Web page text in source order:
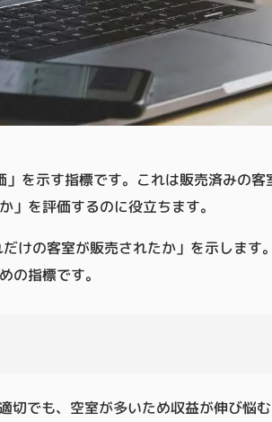
を示す指標です。これは販売済みの客
を評価するのに役立ちます。
けの客室が販売されたか」を示します
の指標です。
切でも、空室が多いため収益が伸び悩